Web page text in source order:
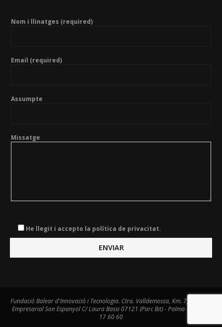
Nom i llinatges (required)
Email (required)
Assumpte
Missatge
He llegit i accepto la política de privacitat.
Fundació Balear d'Innovació i Tecnologia. Ctra. Valldemossa, Km. 7,4. Centre
Empresarial Son Espanyol C/ Laura Bassi 07121 (Parc Bit) - Palma - Tel. 971
17 60 60